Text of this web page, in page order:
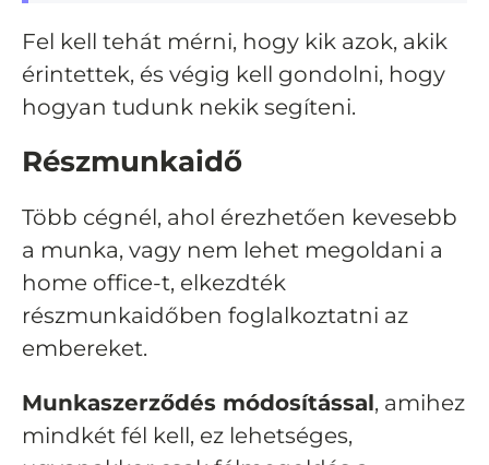
Fel kell tehát mérni, hogy kik azok, akik
érintettek, és végig kell gondolni, hogy
hogyan tudunk nekik segíteni.
Részmunkaidő
Több cégnél, ahol érezhetően kevesebb
a munka, vagy nem lehet megoldani a
home office-t, elkezdték
részmunkaidőben foglalkoztatni az
embereket.
Munkaszerződés módosítással, amihez
mindkét fél kell, ez lehetséges,